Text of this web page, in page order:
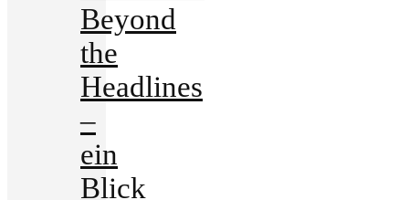
Beyond
the
Headlines
–
ein
Blick